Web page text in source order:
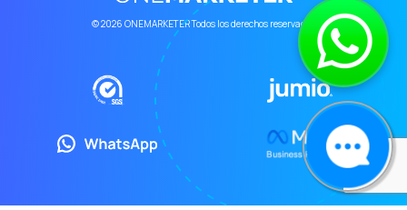
© 2026 ONEMARKETER Todos los derechos reservados